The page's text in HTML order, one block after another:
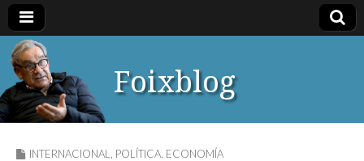
Foixblog
INTERNACIONAL POLÍTICA ECONOMÍA